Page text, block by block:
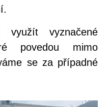
využít vyznačené
povedou mimo
se za případné